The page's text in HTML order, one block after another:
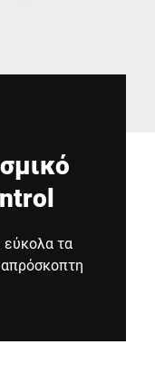
εύκολα τα
απρόσκοπτη